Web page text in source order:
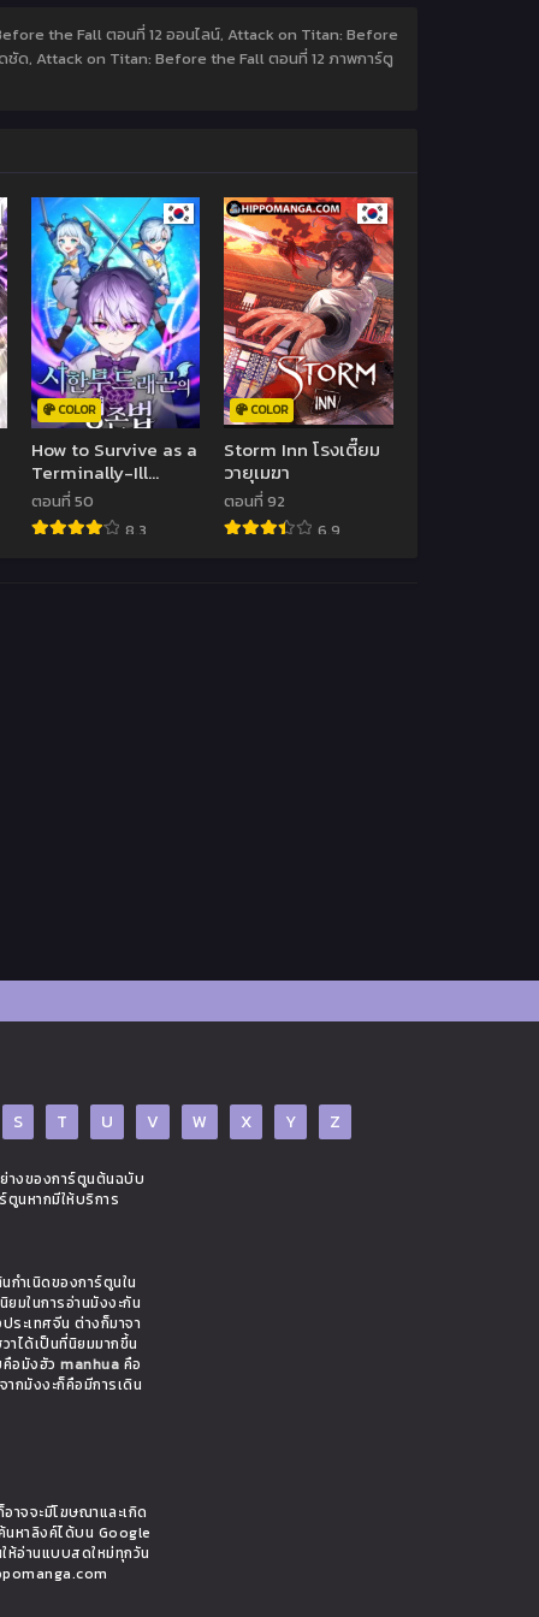
the Fall ตอนที่ 12 ออนไลน์, Attack on Titan: Before
ด, Attack on Titan: Before the Fall ตอนที่ 12 ภาพการ์ตู
COLOR
How to Survive as a
Terminally-Ill
Dragon
ตอนที่ 50
8.3
COLOR
Storm Inn โรงเตี๊ยม
วายุเมฆา
ตอนที่ 92
6.9
S T U V W X Y Z
างของการ์ตูนต้นฉบับ
ตูนหากมีให้บริการ
กำเนิดของการ์ตูนใน
มในการอ่านมังงะกัน
ระเทศจีน ต่างก็มาจา
าได้เป็นที่นิยมมากขึ้น
อมังฮัว manhua คือ
กมังงะก็คือมีการเดิน
าจจะมีโฆษณาและเกิด
นหาลิงค์ได้บน Google
ห้อ่านแบบสดใหม่ทุกวัน